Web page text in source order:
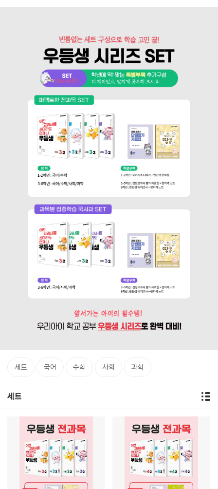
세트 국어 수학 사회 과학
세트